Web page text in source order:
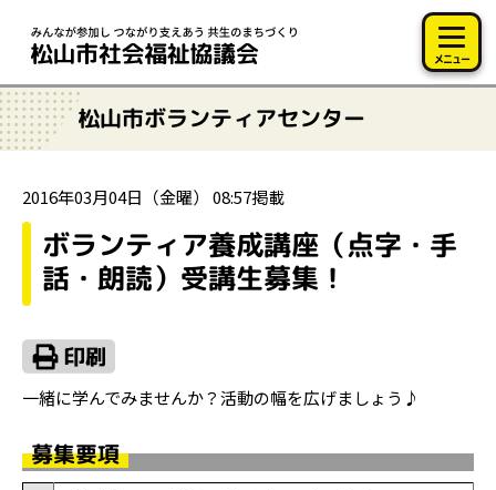
メニュー
松山市ボランティアセンター
2016年03月04日（金曜） 08:57掲載
ボランティア養成講座（点字・手
話・朗読）受講生募集！
一緒に学んでみませんか？活動の幅を広げましょう♪
募集要項